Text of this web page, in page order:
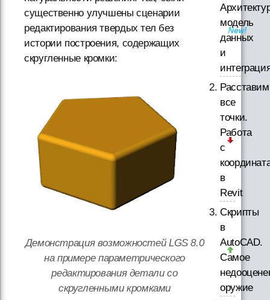
существенно улучшены сценарии
редактирования твердых тел без
истории построения, содержащих
скругленные кромки:
Демонстрация возможностей LGS 8.0
на примере параметрического
редактирования детали со
скругленными кромками
модель
данных
и
Расставим
все
точки.
Работа
с
в
Revit
Скрипты
в
AutoCAD.
Самое
оружие